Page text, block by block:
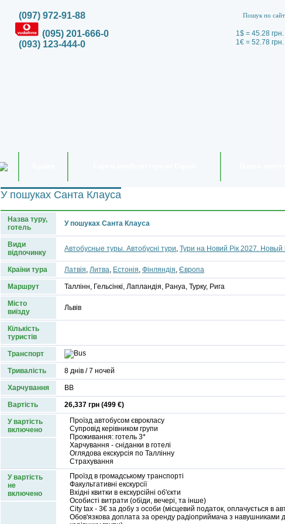
1$ = 45.28 грн.
1€ = 52.78 грн.
(097) 972-91-88
(095) 201-666-0
(093) 123-444-0
У пошуках Санта Клауса
Назва туру,
готель
У пошуках Санта Клауса
Види
відпочинку
Автобусные туры. Автобусні тури, Тури на Новий Рік 2027. Новый
Країни тура Латвія, Литва, Естонія, Фінляндія, Європа
Маршрут Таллінн, Гельсінкі, Лапландія, Рануа, Турку, Рига
Місто
виїзду
Львів
Кількість
туристів
Транспорт
Тривалість 8 днів / 7 ночей
Харчування ВВ
Вартість 26,337 грн (499 €)
У вартість
включено
Проїзд автобусом єврокласу
Супровід керівником групи
Проживання: готель 3*
Харчування - сніданки в готелі
Оглядова екскурсія по Таллінну
Страхування
У вартість
не
включено
Проїзд в громадському транспорті
Факультативні екскурсії
Вхідні квитки в екскурсійні об'єкти
Особисті витрати (обіди, вечері, та інше)
City tax - 3€ за добу з особи (місцевий податок, оплачується в
Обов'язкова доплата за оренду радіоприймача з навушниками